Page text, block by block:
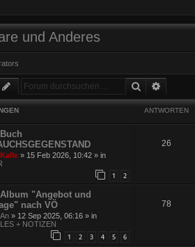
und Anderes
Suche
ANTWORTEN
Kalle » 15 Feb 2026, 10:42 » in
1 2
26
Album "Angebot und
nach VÖ
An » 12 Sep 2025, 06:16 » in
+ NOTIZEN
1 2 3 4 5 6
78